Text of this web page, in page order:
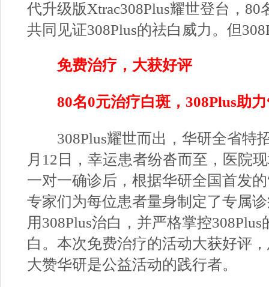
代升级版Xtrac308Plus耀世登台，
共同见证308Plus的祛白威力。但
免费治疗，大获好评
80名0元治疗白斑，308Plus助力
308Plus耀世而出，华研全省特
月12日，幸运患者纷沓而至，医院
一对一确诊后，根据华研全国首发
专家们为每位患者量身制定了专属
用308Plus治白，并严格掌控
白。本次免费治疗的活动大获好评
大赞华研是公益活动的践行者。